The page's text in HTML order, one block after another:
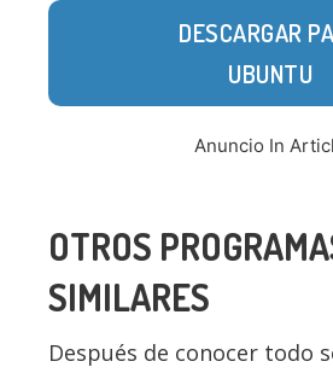
DESCARGAR
UBUNTU
Anuncio In
OTROS
SIMILARES
Después de conocer todo